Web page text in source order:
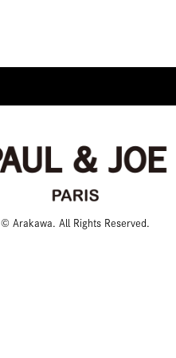
© Arakawa. All Rights Reserved.